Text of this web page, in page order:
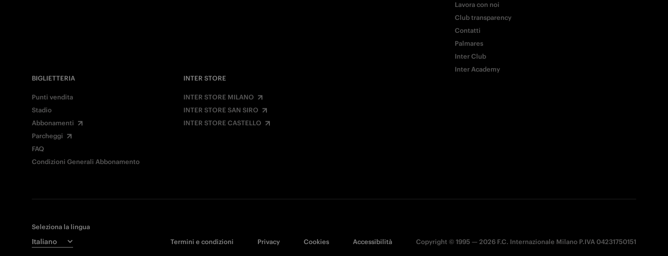
Lavora con noi
Club transparency
Contatti
Palmares
Inter Club
Inter Academy
BIGLIETTERIA
Punti vendita
Stadio
Abbonamenti
Parcheggi
FAQ
Condizioni Generali Abbonamento
INTER STORE
INTER STORE MILANO
INTER STORE SAN SIRO
INTER STORE CASTELLO
Seleziona la lingua
Termini e condizioni
Privacy Cookies Accessibilità Copyright © 1995 — 2026 F.C. Internazionale Milano P.IVA 04231750151